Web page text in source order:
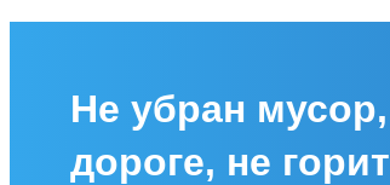
Не убран
дороге, не